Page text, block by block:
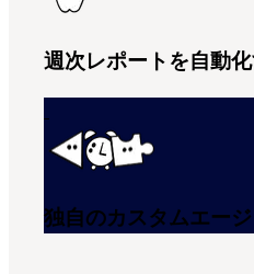
週次レポートを自動
独自のカスタムエー